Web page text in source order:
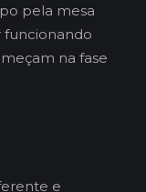
pela mesa
funcionando
na fase
e